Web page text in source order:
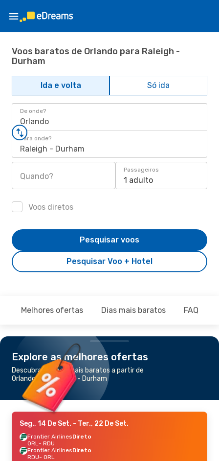
Voos baratos de Orlando para Raleigh -
Durham
Ida e volta Só ida
De onde?
Orlando
Para onde?
Raleigh - Durham
Quando?
Passageiros
1 adulto
Voos diretos
Pesquisar Voo + Hotel
Pesquisar voos
Melhores ofertas Dias mais baratos FAQ
Explore as melhores ofertas
Descubra os voos mais baratos a partir de
Orlando para Raleigh - Durham
Seg., 14 De Set. - Ter., 22 De Set.
Frontier AirlinesDireto
ORL- RDU
Frontier AirlinesDireto
RDU- ORL